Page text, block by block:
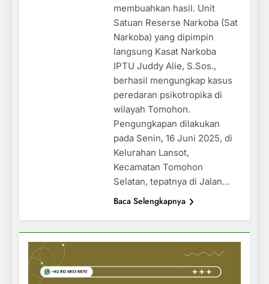
membuahkan hasil. Unit
Satuan Reserse Narkoba (Sat
Narkoba) yang dipimpin
langsung Kasat Narkoba
IPTU Juddy Alie, S.Sos.,
berhasil mengungkap kasus
peredaran psikotropika di
wilayah Tomohon.
Pengungkapan dilakukan
pada Senin, 16 Juni 2025, di
Kelurahan Lansot,
Kecamatan Tomohon
Selatan, tepatnya di Jalan…
Baca Selengkapnya